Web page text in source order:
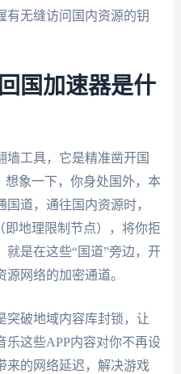
有无缝访问国内资源的钥
国加速器是什
墙工具，它是精准凿开国
想象一下，你身处国外，本
道，通往国内资源时，
即地理限制节点），将你拒
就是在这些“国道”旁边，开
网络的加密通道。
突破地域内容库封锁，让
乐这些APP内容对你不再设
来的网络延迟，解决游戏